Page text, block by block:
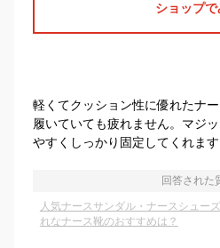
ショップで
軽くてクッション性に優れたナ
履いていても疲れません。マジ
やすくしっかり固定してくれます
回答された
人気ナースサンダル・ナースシュー
れなナース靴のおすすめは？